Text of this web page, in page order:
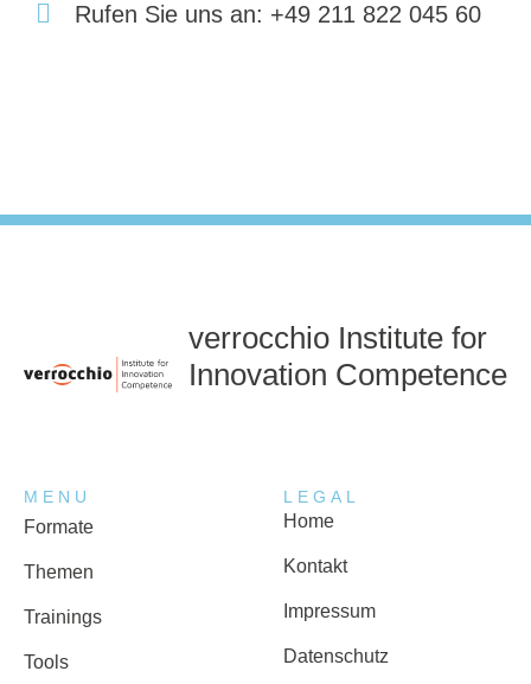
Rufen Sie uns an: +49 211 822 045 60
verrocchio Institute for
Innovation Competence
MENU
Formate
Themen
Trainings
Tools
LEGAL
Home
Kontakt
Impressum
Datenschutz